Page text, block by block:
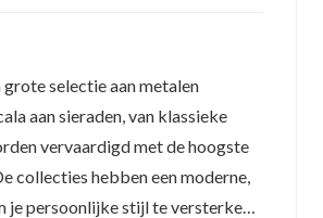
grote selectie aan metalen
aan sieraden, van klassieke
vervaardigd met de hoogste
collecties hebben een moderne,
je persoonlijke stijl te versterken.